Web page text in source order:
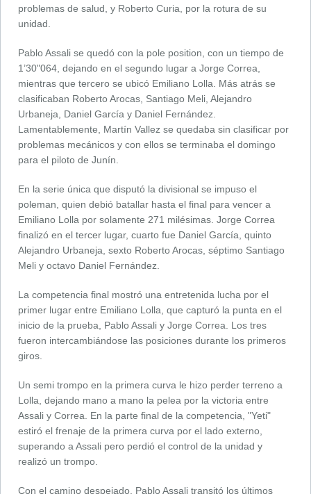
problemas de salud, y Roberto Curia, por la rotura de su
unidad.
Pablo Assali se quedó con la pole position, con un tiempo de
1’30"064, dejando en el segundo lugar a Jorge Correa,
mientras que tercero se ubicó Emiliano Lolla. Más atrás se
clasificaban Roberto Arocas, Santiago Meli, Alejandro
Urbaneja, Daniel García y Daniel Fernández.
Lamentablemente, Martín Vallez se quedaba sin clasificar por
problemas mecánicos y con ellos se terminaba el domingo
para el piloto de Junín.
En la serie única que disputó la divisional se impuso el
poleman, quien debió batallar hasta el final para vencer a
Emiliano Lolla por solamente 271 milésimas. Jorge Correa
finalizó en el tercer lugar, cuarto fue Daniel García, quinto
Alejandro Urbaneja, sexto Roberto Arocas, séptimo Santiago
Meli y octavo Daniel Fernández.
La competencia final mostró una entretenida lucha por el
primer lugar entre Emiliano Lolla, que capturó la punta en el
inicio de la prueba, Pablo Assali y Jorge Correa. Los tres
fueron intercambiándose las posiciones durante los primeros
giros.
Un semi trompo en la primera curva le hizo perder terreno a
Lolla, dejando mano a mano la pelea por la victoria entre
Assali y Correa. En la parte final de la competencia, "Yeti"
estiró el frenaje de la primera curva por el lado externo,
superando a Assali pero perdió el control de la unidad y
realizó un trompo.
Con el camino despejado, Pablo Assali transitó los últimos